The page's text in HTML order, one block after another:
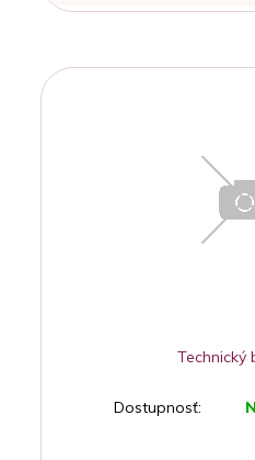
Technický
Dostupnosť: